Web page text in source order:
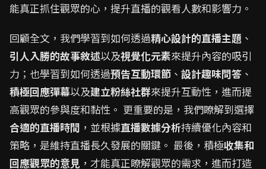
能真正抓住觀眾的心，提升直播的觀看人數和影響力。
回顧全文，我們學習到如何透過精心設計的直播主題 、
引人入勝的故事敘述以及視覺化元素來提升內容的吸引
力；也學習到如何透過預告互動環節 、 設計趣味問答 、
積極回應彈幕以及建立粉絲社群來提升互動性，進而提
高觀眾的參與度和黏性。 更重要的是，我們瞭解到選擇
合適的直播時間 ，並根據直播數據分析持續優化內容和
策略，是維持直播長久發展的關鍵。 最後，積極收集和
回應觀眾的意見 ，才能真正瞭解觀眾的需求，進而打造